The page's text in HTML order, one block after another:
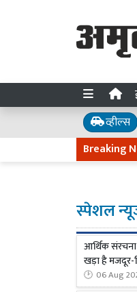
व्हील्स
Breaking
स्पेशल
आर्थिक
खड़ा है मजदूर-
06 Aug